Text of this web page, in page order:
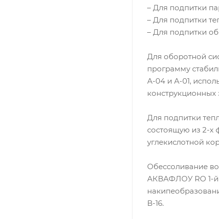
– Для подпитки
– Для подпитки
– Для подпитки
Для оборотной
программу
А-04 и А-01,
конструкционных
Для подпитки
состоящую из 2-х
углекислотной
Обессоливание
АКВАФЛОУ RO 1-й
В-16.